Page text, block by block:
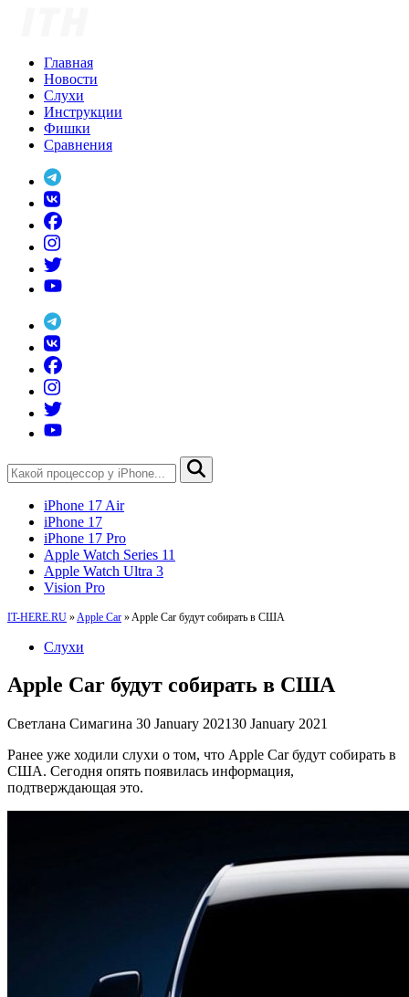
Главная
Новости
Слухи
Инструкции
Фишки
Сравнения
iPhone 17 Air
iPhone 17
iPhone 17 Pro
Apple Watch Series 11
Apple Watch Ultra 3
Vision Pro
IT-HERE.RU » Apple Car » Apple Car будут собирать в США
Слухи
Apple Car будут собирать в США
Светлана Симагина 30 January 202130 January 2021
Ранее уже ходили слухи о том, что Apple Car будут собирать в
США. Сегодня опять появилась информация,
подтверждающая это.